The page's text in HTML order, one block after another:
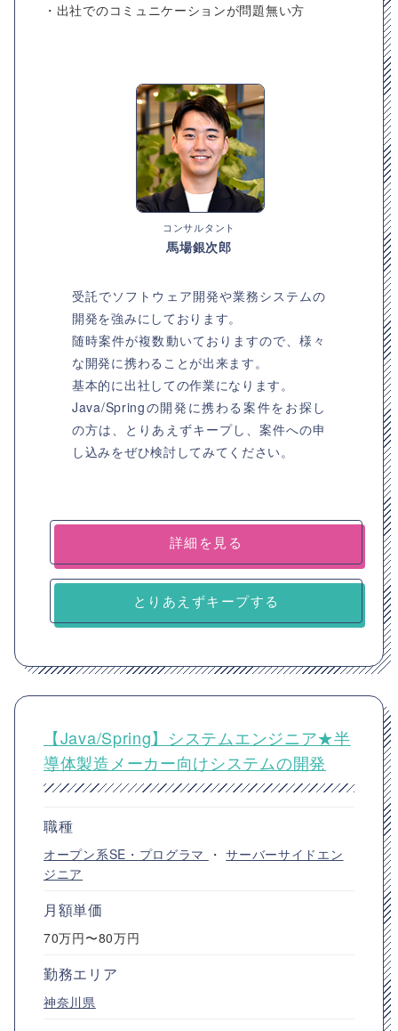
・出社でのコミュニケーションが問題無い方
コンサルタント
馬場銀次郎
受託でソフトウェア開発や業務システムの
開発を強みにしております。
随時案件が複数動いておりますので、様々
な開発に携わることが出来ます。
基本的に出社しての作業になります。
Java/Springの開発に携わる案件をお探し
の方は、とりあえずキープし、案件への申
し込みをぜひ検討してみてください。
詳細を見る
とりあえずキープする
【Java/Spring】システムエンジニア★半
導体製造メーカー向けシステムの開発
職種
オープン系SE・プログラマ ・サーバーサイドエン
ジニア
月額単価
70万円〜80万円
勤務エリア
神奈川県